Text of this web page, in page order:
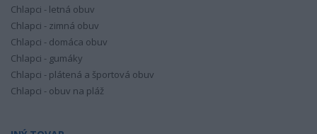
Chlapci - letná obuv
Chlapci - zimná obuv
Chlapci - domáca obuv
Chlapci - gumáky
Chlapci - plátená a športová obuv
Chlapci - obuv na pláž